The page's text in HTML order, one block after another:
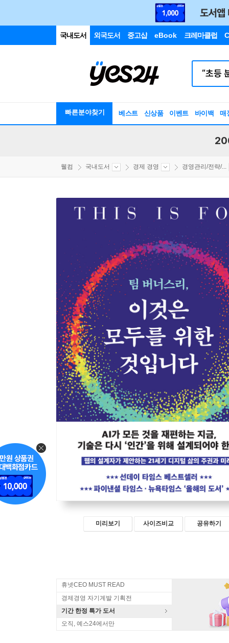
국내도서 외국도서 중고샵 eBook 크레마클럽
빠른분야찾기 베스트 신상품 이벤트 바이백 매
웰컴 국내도서 경제 경영 경영관리/전략/...
미리보기 사이즈비교 공유하기
휴넷CEO MUST READ
경제경영 자기계발 기획전
기간 한정 특가 도서
오직, 예스24에서만